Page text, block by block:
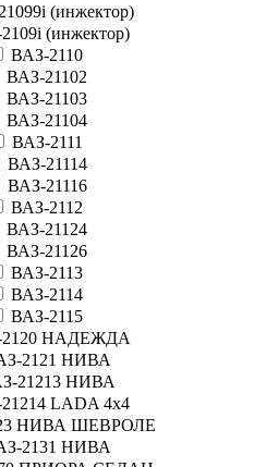
(инжектор)
(инжектор)
ВАЗ-2110
ВАЗ-21102
ВАЗ-21103
ВАЗ-21104
ВАЗ-2111
ВАЗ-21114
ВАЗ-21116
ВАЗ-2112
ВАЗ-21124
ВАЗ-21126
ВАЗ-2113
ВАЗ-2114
ВАЗ-2115
НАДЕЖДА
2121 НИВА
21213 НИВА
LADA 4х4
НИВА ШЕВРОЛЕ
2131 НИВА